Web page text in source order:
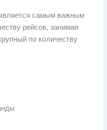
самым важным
рейсов, занимая
по количеству